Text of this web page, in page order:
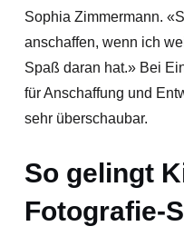
Sophia Zimmermann.
anschaffen, wenn ich
Spaß daran hat.» Bei
für Anschaffung und
sehr überschaubar.
So gelingt
Fotografie-